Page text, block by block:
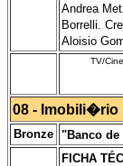
Andrea
Borrelli.
Aloisio
TV/
08 - Imobili�rio
Bronze "Banco
FICHA